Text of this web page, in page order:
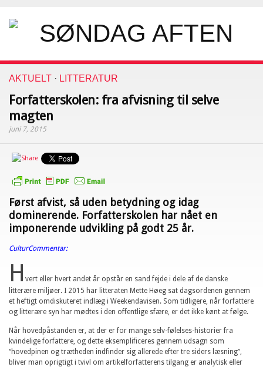
AKTUELT · LITTERATUR
Forfatterskolen: fra afvisning til selve
magten
juni 7, 2015
Først afvist, så uden betydning og idag
dominerende. Forfatterskolen har nået en
imponerende udvikling på godt 25 år.
CulturCommentar:
H vert eller hvert andet år opstår en sand fejde i dele af de danske
litterære miljøer. I 2015 har litteraten Mette Høeg sat dagsordenen gennem
et heftigt omdiskuteret indlæg i Weekendavisen. Som tidligere, når forfattere
og litterære syn har mødtes i den offentlige sfære, er det ikke kønt at følge.
Når hovedpåstanden er, at der er for mange selv-følelses-historier fra
kvindelige forfattere, og dette eksemplificeres gennem udsagn som
“hovedpinen og trætheden indfinder sig allerede efter tre siders læsning”,
bliver man oprigtigt i tvivl om artikelforfatterens tilgang er analytisk eller